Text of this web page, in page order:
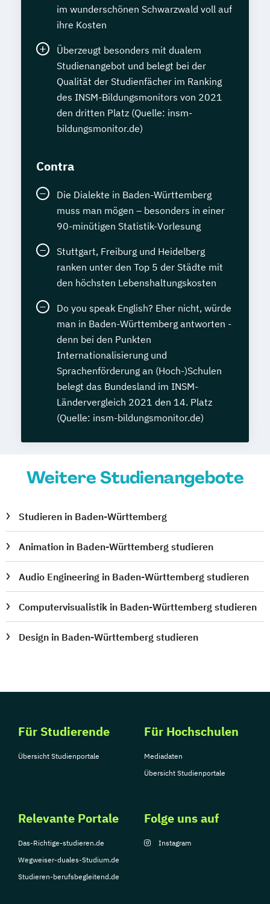
im wunderschönen Schwarzwald voll auf
ihre Kosten
Überzeugt besonders mit dualem
Studienangebot und belegt bei der
Qualität der Studienfächer im Ranking
des INSM-Bildungsmonitors von 2021
den dritten Platz (Quelle: insm-
bildungsmonitor.de)
Contra
Die Dialekte in Baden-Württemberg
muss man mögen – besonders in einer
90-minütigen Statistik-Vorlesung
Stuttgart, Freiburg und Heidelberg
ranken unter den Top 5 der Städte mit
den höchsten Lebenshaltungskosten
Do you speak English? Eher nicht, würde
man in Baden-Württemberg antworten -
denn bei den Punkten
Internationalisierung und
Sprachenförderung an (Hoch-)Schulen
belegt das Bundesland im INSM-
Ländervergleich 2021 den 14. Platz
(Quelle: insm-bildungsmonitor.de)
Weitere Studienangebote
Studieren in Baden-Württemberg
Animation in Baden-Württemberg studieren
Audio Engineering in Baden-Württemberg studieren
Computervisualistik in Baden-Württemberg studieren
Design in Baden-Württemberg studieren
Für Studierende
Übersicht Studienportale
Für Hochschulen
Mediadaten
Übersicht Studienportale
Relevante Portale
Das-Richtige-studieren.de
Wegweiser-duales-Studium.de
Studieren-berufsbegleitend.de
Folge uns auf
Instagram